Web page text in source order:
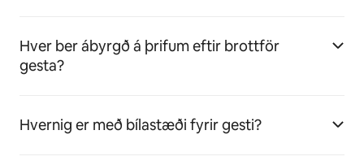
Hver ber ábyrgð á þrifum eftir brottför
gesta?
Hvernig er með bílastæði fyrir gesti?